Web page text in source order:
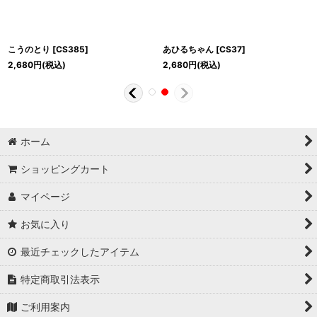
こうのとり [CS385]
2,680円(税込)
あひるちゃん [CS37]
2,680円(税込)
ホーム
ショッピングカート
マイページ
お気に入り
最近チェックしたアイテム
特定商取引法表示
ご利用案内